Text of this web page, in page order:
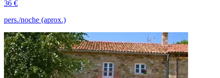
36 €
pers./noche (aprox.)